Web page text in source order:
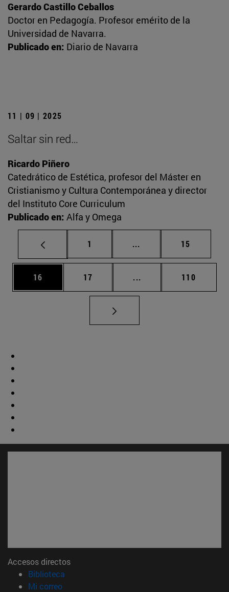
Gerardo Castillo Ceballos
Doctor en Pedagogía. Profesor emérito de la
Universidad de Navarra.
Publicado en: Diario de Navarra
11 | 09 | 2025
Saltar sin red…
Ricardo Piñero
Catedrático de Estética, profesor del Máster en
Cristianismo y Cultura Contemporánea y director
del Instituto Core Curriculum
Publicado en: Alfa y Omega
Página
1 ... Páginas intermedias
Página
15
Página
16 Página
17 ... Páginas intermedias
Página
110
Accesos directos
Biblioteca
Mi correo(abre en nueva ventana)